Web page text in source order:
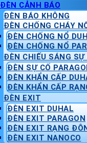
ĐÈN CẢNH BÁO
ĐÈN BÁO KHÔNG
ĐÈN CHỐNG CHÁY
ĐÈN CHỐNG NỔ
ĐÈN CHỐNG NỔ
ĐÈN CHIẾU SÁNG SỰ
ĐÈN SỰ CỐ
ĐÈN KHẨN CẤP
ĐÈN KHẨN CẤP
ĐÈN EXIT
ĐÈN EXIT DUHAL
ĐÈN EXIT PARAGON
ĐÈN EXIT RẠNG
ĐÈN EXIT NANOCO